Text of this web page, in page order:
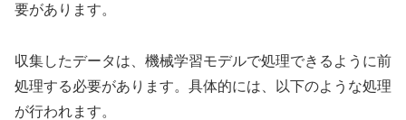
要があります。
収集したデータは、機械学習モデルで処理できるように前
処理する必要があります。具体的には、以下のような処理
が行われます。